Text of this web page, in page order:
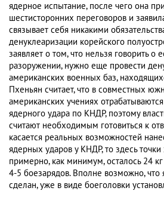
ядерное испытание, после чего она
шестисторонних переговоров и
связывает себя никакими
денуклеаризации корейского
заявляет о том, что нельзя говорить о
разоружении, нужно еще провести
американских военных баз,
Пхеньян считает, что в совместных
американских учениях
ядерного удара по КНДР, поэтому
считают необходимым готовиться к
касается реальных возможностей
ядерных ударов у КНДР, то здесь
примерно, как минимум, осталось 24 кг
4-5 боезарядов. Вполне возможно, что
сделан, уже в виде боеголовки